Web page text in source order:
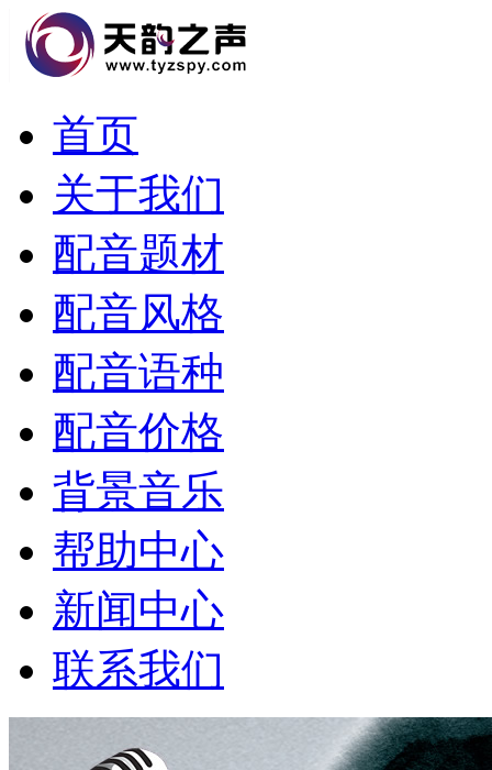
首页
关于我们
配音题材
配音风格
配音语种
配音价格
背景音乐
帮助中心
新闻中心
联系我们